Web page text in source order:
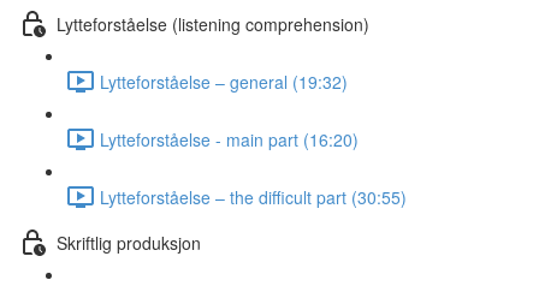
Lytteforståelse (listening comprehension)
Lytteforståelse – general (19:32)
Lytteforståelse - main part (16:20)
Lytteforståelse – the difficult part (30:55)
Skriftlig produksjon